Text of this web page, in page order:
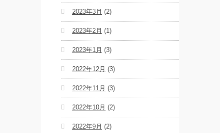
2023年3月 (2)
2023年2月 (1)
2023年1月 (3)
2022年12月 (3)
2022年11月 (3)
2022年10月 (2)
2022年9月 (2)